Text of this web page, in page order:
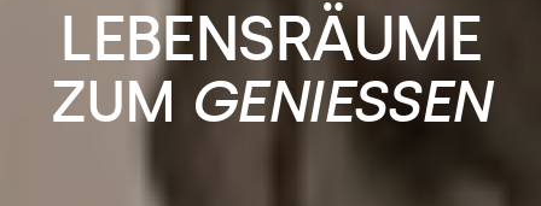
LEBENSRÄUME
ZUM GENIESSEN